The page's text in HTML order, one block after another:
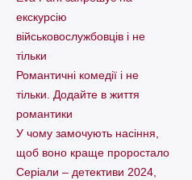
екскурсію
військовослужбовців і не
тільки
Романтичні комедії і не
тільки. Додайте в життя
романтики
У чому замочують насіння,
щоб воно краще проростало
Серіали – детективи 2024,